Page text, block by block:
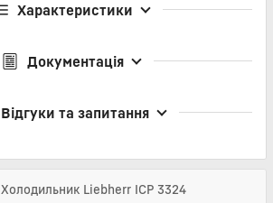
Характеристики
Документація
Відгуки та запитання
Холодильник Liebherr ICP 3324